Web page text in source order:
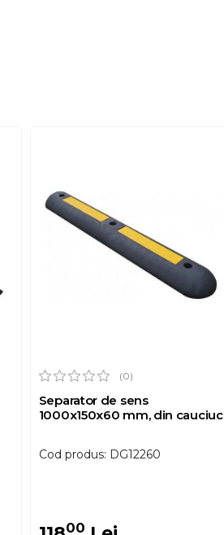
(0)
Separator de sens
1000x150x60 mm, din cauciuc
Cod produs: DG12260
00